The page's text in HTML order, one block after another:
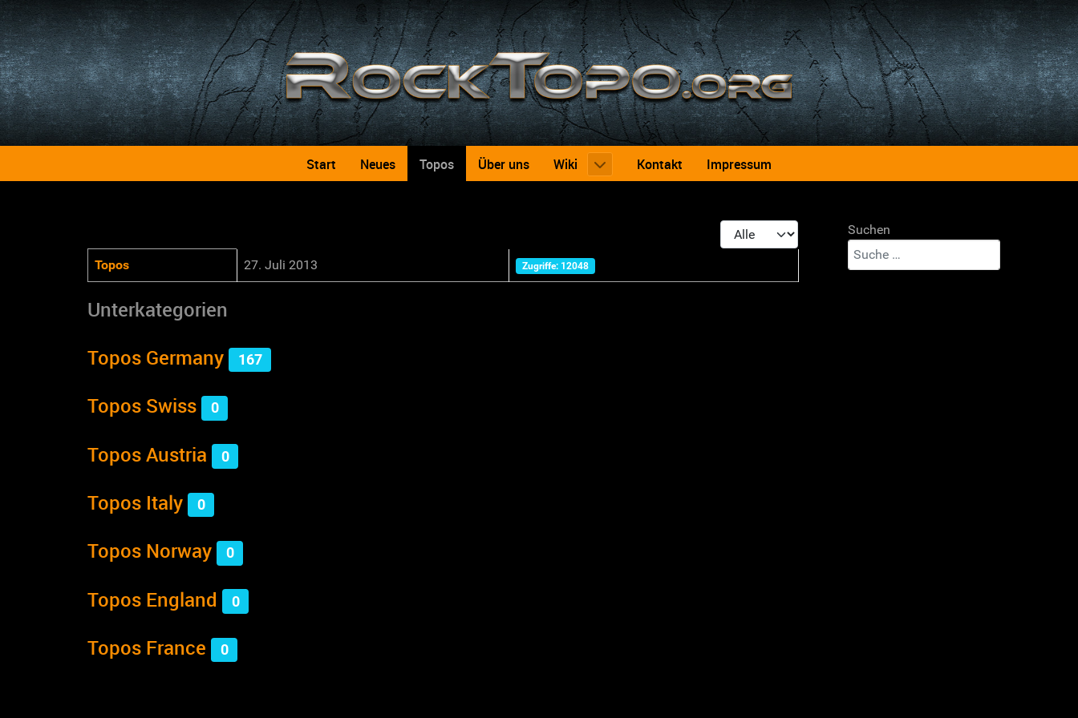
Start Neues Topos Über uns Wiki Kontakt Impressum
Anzeige #
Beiträge
Titel Zugriffe
Topos 27. Juli 2013 Zugriffe: 12048
Unterkategorien
Topos Germany
167
Topos Swiss 0
Topos Austria 0
Topos Italy 0
Topos Norway 0
Topos England 0
Topos France 0
Suchen